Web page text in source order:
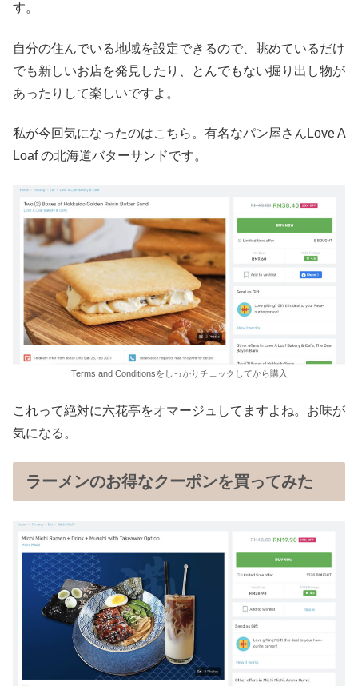
す。
自分の住んでいる地域を設定できるので、眺めているだけ
でも新しいお店を発見したり、とんでもない掘り出し物が
あったりして楽しいですよ。
私が今回気になったのはこちら。有名なパン屋さんLove A
Loaf の北海道バターサンドです。
Terms and Conditionsをしっかりチェックしてから購入
これって絶対に六花亭をオマージュしてますよね。お味が
気になる。
ラーメンのお得なクーポンを買ってみた